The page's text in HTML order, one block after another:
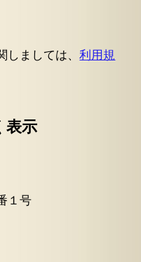
しましては、利用規
表示
１号